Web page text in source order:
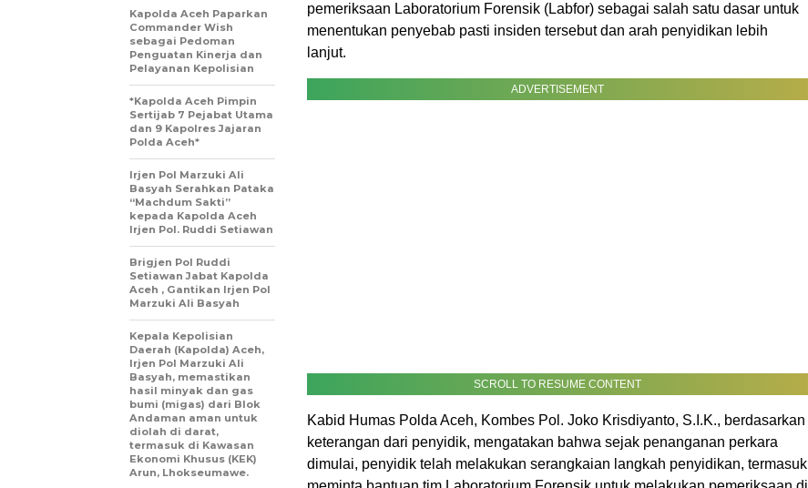
pemeriksaan Laboratorium Forensik (Labfor) sebagai salah satu dasar untuk
menentukan penyebab pasti insiden tersebut dan arah penyidikan lebih
lanjut.
ADVERTISEMENT
SCROLL TO RESUME CONTENT
Kabid Humas Polda Aceh, Kombes Pol. Joko Krisdiyanto, S.I.K., berdasarkan
keterangan dari penyidik, mengatakan bahwa sejak penanganan perkara
dimulai, penyidik telah melakukan serangkaian langkah penyidikan, termasuk
Kapolda Aceh Paparkan
Commander Wish
sebagai Pedoman
Penguatan Kinerja dan
Pelayanan Kepolisian
*Kapolda Aceh Pimpin
Sertijab 7 Pejabat Utama
dan 9 Kapolres Jajaran
Polda Aceh*
Irjen Pol Marzuki Ali
Basyah Serahkan Pataka
“Machdum Sakti”
kepada Kapolda Aceh
Irjen Pol. Ruddi Setiawan
Brigjen Pol Ruddi
Setiawan Jabat Kapolda
Aceh , Gantikan Irjen Pol
Marzuki Ali Basyah
Kepala Kepolisian
Daerah (Kapolda) Aceh,
Irjen Pol Marzuki Ali
Basyah, memastikan
hasil minyak dan gas
bumi (migas) dari Blok
Andaman aman untuk
diolah di darat,
termasuk di Kawasan
Ekonomi Khusus (KEK)
Arun, Lhokseumawe.